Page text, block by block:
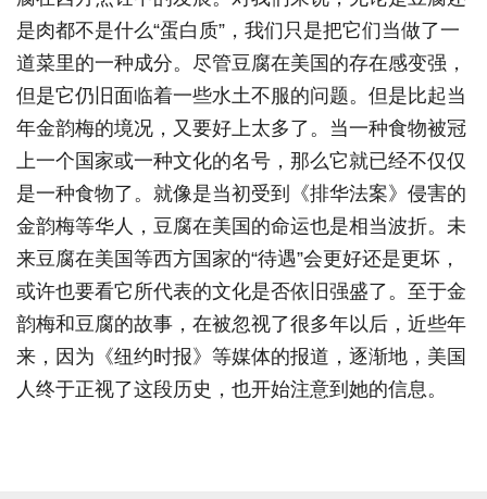
是肉都不是什么“蛋白质”，我们只是把它们当做了一
道菜里的一种成分。尽管豆腐在美国的存在感变强，
但是它仍旧面临着一些水土不服的问题。但是比起当
年金韵梅的境况，又要好上太多了。当一种食物被冠
上一个国家或一种文化的名号，那么它就已经不仅仅
是一种食物了。就像是当初受到《排华法案》侵害的
金韵梅等华人，豆腐在美国的命运也是相当波折。未
来豆腐在美国等西方国家的“待遇”会更好还是更坏，
或许也要看它所代表的文化是否依旧强盛了。至于金
韵梅和豆腐的故事，在被忽视了很多年以后，近些年
来，因为《纽约时报》等媒体的报道，逐渐地，美国
人终于正视了这段历史，也开始注意到她的信息。